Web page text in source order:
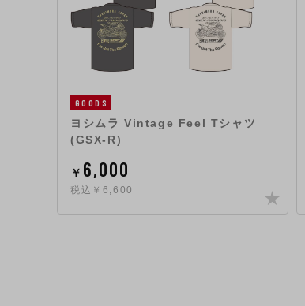
GOODS
ヨシムラ Vintage Feel Tシャツ
(GSX-R)
￥ 6,000
税込￥6,600